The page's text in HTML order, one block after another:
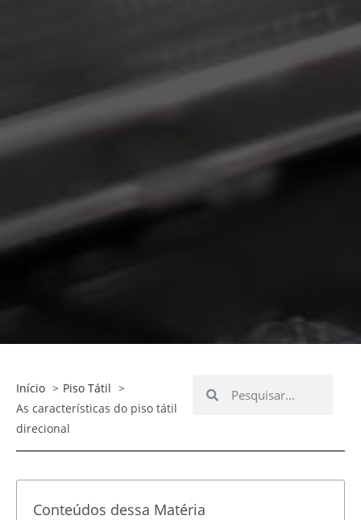
Início
Piso Tátil
As características do piso tátil
direcional
Conteúdos dessa Matéria